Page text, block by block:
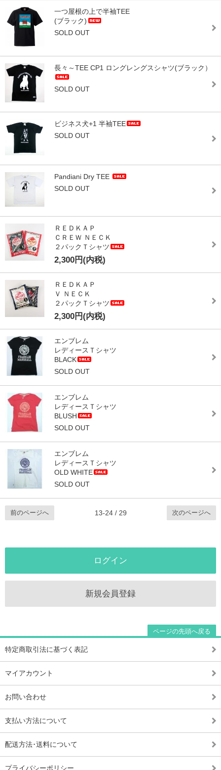
一つ屋根の上で半袖TEE
(ブラック)
SOLD OUT
長々～TEE CP1 ロングレングスシャツ(ブラック）
SOLD OUT
ビジネス犬+1 半袖TEE
SOLD OUT
Pandiani Dry TEE
SOLD OUT
ＲＥＤＫＡＰ
ＣＲＥＷ ＮＥＣＫ
２パックＴシャツ
2,300円(内税)
ＲＥＤＫＡＰ
Ｖ ＮＥＣＫ
２パックＴシャツ
2,300円(内税)
エンブレム
レディースＴシャツ
BLACK
SOLD OUT
エンブレム
レディースＴシャツ
BLUSH
SOLD OUT
エンブレム
レディースＴシャツ
OLD WHITE
SOLD OUT
前のページへ 13-24 / 29 次のページへ
ログイン
新規会員登録
ページの先頭へ戻る
特定商取引法に基づく表記
マイアカウント
お問い合わせ
支払い方法について
配送方法･送料について
プライバシーポリシー